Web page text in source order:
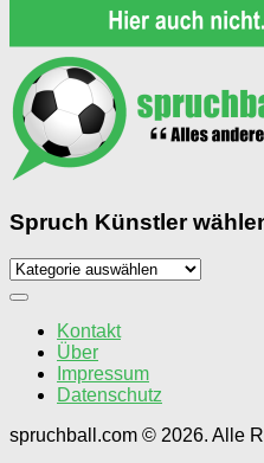
Spruch Künstler
Spruch
Kontakt
Über
Impressum
Datenschutz
spruchball.com © 2026. Alle